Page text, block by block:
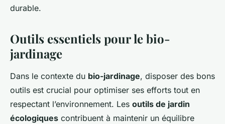
durable.
Outils essentiels pour le bio-
jardinage
Dans le contexte du bio-jardinage, disposer des bons
outils est crucial pour optimiser ses efforts tout en
respectant l’environnement. Les outils de jardin
écologiques contribuent à maintenir un équilibre